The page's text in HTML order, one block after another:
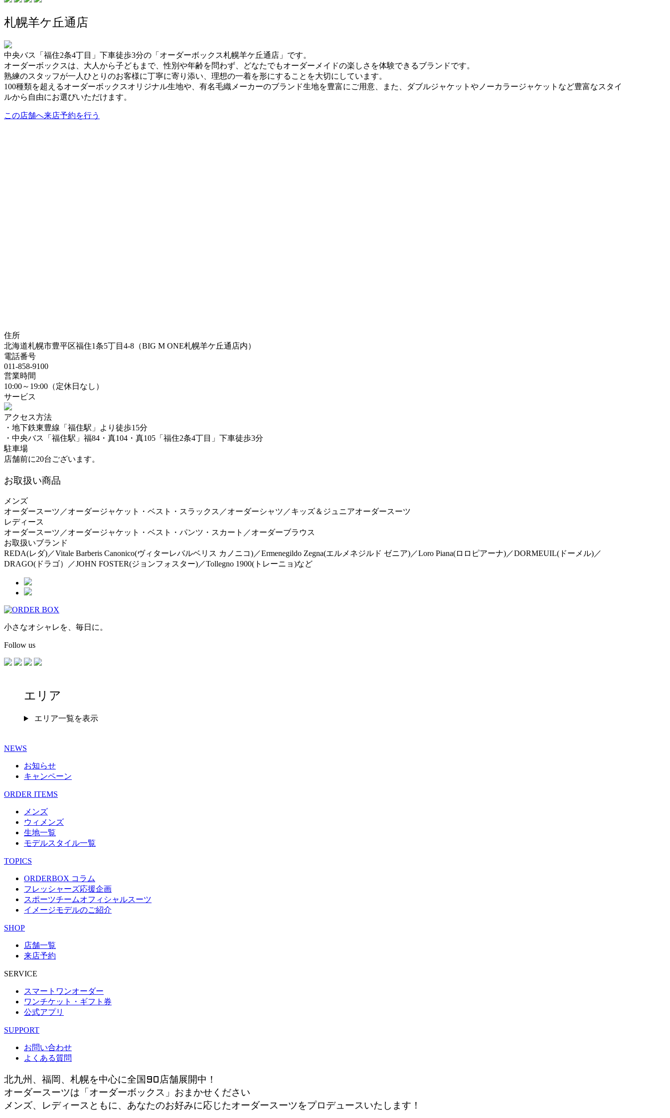
札幌羊ケ丘通店
中央バス「福住2条4丁目」下車徒歩3分の「オーダーボックス札幌羊ケ丘通店」です。
オーダーボックスは、大人から子どもまで、性別や年齢を問わず、どなたでもオーダーメイドの楽しさを体験できるブランドです。
熟練のスタッフが一人ひとりのお客様に丁寧に寄り添い、理想の一着を形にすることを大切にしています。
100種類を超えるオーダーボックスオリジナル生地や、有名毛織メーカーのブランド生地を豊富にご用意、また、ダブルジャケットやノーカラージャケットなど豊富なスタイ
ルから自由にお選びいただけます。
この店舗へ来店予約を行う
住所
北海道札幌市豊平区福住1条5丁目4-8（BIG M ONE札幌羊ケ丘通店内）
電話番号
011-858-9100
営業時間
10:00～19:00（定休日なし）
サービス
アクセス方法
・地下鉄東豊線「福住駅」より徒歩15分
・中央バス「福住駅」福84・真104・真105「福住2条4丁目」下車徒歩3分
駐車場
店舗前に20台ございます。
お取扱い商品
メンズ
オーダースーツ／オーダージャケット・ベスト・スラックス／オーダーシャツ／キッズ＆ジュニアオーダースーツ
レディース
オーダースーツ／オーダージャケット・ベスト・パンツ・スカート／オーダーブラウス
お取扱いブランド
REDA(レダ)／Vitale Barberis Canonico(ヴィターレバルベリス カノニコ)／Ermenegildo Zegna(エルメネジルド ゼニア)／Loro Piana(ロロピアーナ)／DORMEUIL(ドーメル)／
DRAGO(ドラゴ）／JOHN FOSTER(ジョンフォスター)／Tollegno 1900(トレーニョ)など
小さなオシャレを、毎日に。
Follow us
エリア
エリア一覧を表示
NEWS
お知らせ
キャンペーン
ORDER ITEMS
メンズ
ウィメンズ
生地一覧
モデルスタイル一覧
TOPICS
ORDERBOX コラム
フレッシャーズ応援企画
スポーツチームオフィシャルスーツ
イメージモデルのご紹介
SHOP
店舗一覧
来店予約
SERVICE
スマートワンオーダー
ワンチケット・ギフト券
公式アプリ
SUPPORT
お問い合わせ
よくある質問
北九州、福岡、札幌を中心に全国90店舗展開中！
オーダースーツは「オーダーボックス」おまかせください
メンズ、レディースともに、あなたのお好みに応じたオーダースーツをプロデュースいたします！